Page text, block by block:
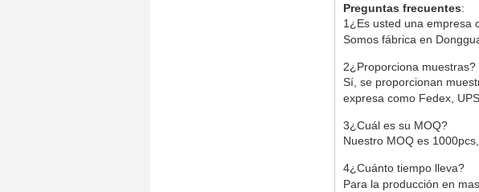
Preguntas frecuentes:
1¿Es usted una empresa
Somos fábrica en
2¿Proporciona muestras?
Sí, se proporcionan
expresa como Fedex,
3¿Cuál es su MOQ?
Nuestro MOQ es
4¿Cuánto tiempo lleva?
Para la producción en